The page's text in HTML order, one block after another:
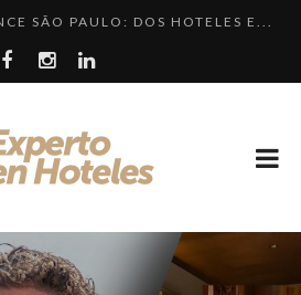
SÃO PAULO: DOS HOTELES E...
DE MÉXICO QUE DEBER...
HAY ENTRE HOTEL, HOSTEL...
DE PARÍS. LUJO FRANCÉ...